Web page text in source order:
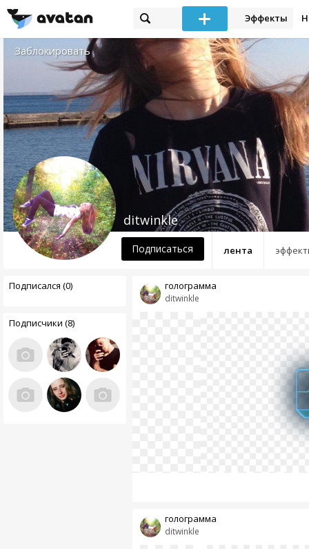
Эффекты
Заблокировать
лента
ditwinkle
Подписаться
Подписался (0)
Подписчики (8)
ditwinkle
голограмма
ditwinkle
голограмма